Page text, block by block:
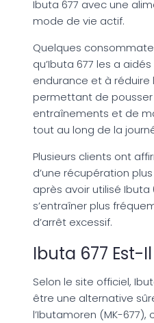
Ibuta 677 avec une
mode de vie actif.
Quelques
qu’Ibuta 677 les a
endurance et à réduire
permettant de
entraînements et de
tout au long de la
Plusieurs clients ont
d’une récupération
après avoir utilisé
s’entraîner plus
d’arrêt excessif.
Ibuta 677 Est-
Selon le site officiel,
être une alternative
l’Ibutamoren (MK-